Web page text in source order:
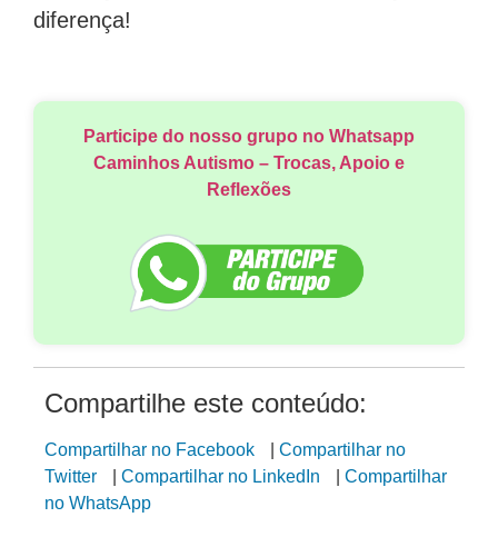
diferença!
Participe do nosso grupo no Whatsapp
Caminhos Autismo – Trocas, Apoio e
Reflexões
Compartilhe este conteúdo:
Compartilhar no Facebook
Compartilhar no
Twitter
Compartilhar no LinkedIn
Compartilhar
no WhatsApp